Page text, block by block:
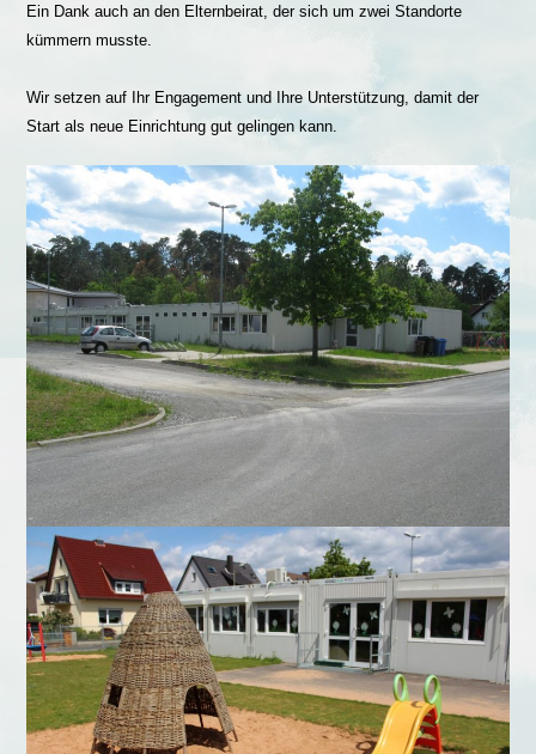
Ein Dank auch an den Elternbeirat, der sich um zwei Standorte
kümmern musste.
Wir setzen auf Ihr Engagement und Ihre Unterstützung, damit der
Start als neue Einrichtung gut gelingen kann.